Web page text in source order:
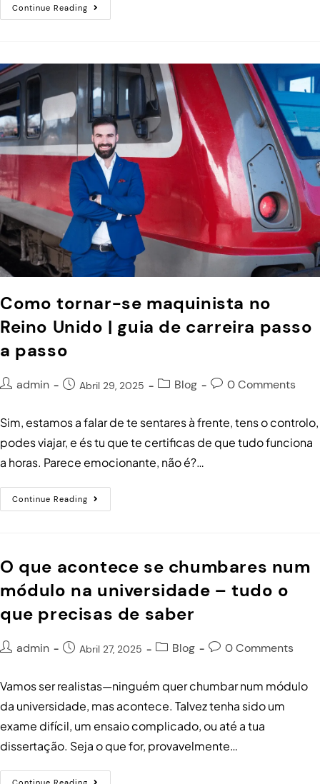
Continue Reading
Como tornar-se maquinista no
Reino Unido | guia de carreira passo
a passo
admin Abril 29, 2025 Blog 0 Comments
Sim, estamos a falar de te sentares à frente, tens o controlo,
podes viajar, e és tu que te certificas de que tudo funciona
a horas. Parece emocionante, não é?…
Continue Reading
O que acontece se chumbares num
módulo na universidade – tudo o
que precisas de saber
admin Abril 27, 2025 Blog 0 Comments
Vamos ser realistas—ninguém quer chumbar num módulo
da universidade, mas acontece. Talvez tenha sido um
exame difícil, um ensaio complicado, ou até a tua
dissertação. Seja o que for, provavelmente…